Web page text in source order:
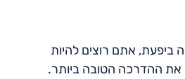
ביפעת, אתם רוצים להיות
ההדרכה הטובה ביותר.